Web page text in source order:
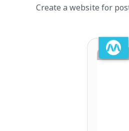
Create a website for